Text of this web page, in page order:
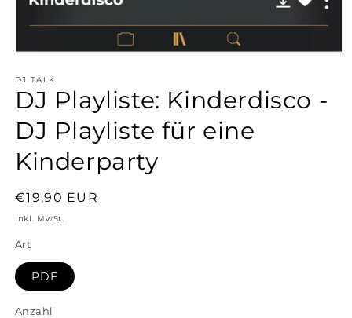
in
Modal
öffnen
DJ TALK
DJ Playliste: Kinderdisco -
DJ Playliste für eine
Kinderparty
Normaler
Preis
€19,90 EUR
inkl. MwSt.
Art
PDF
Anzahl